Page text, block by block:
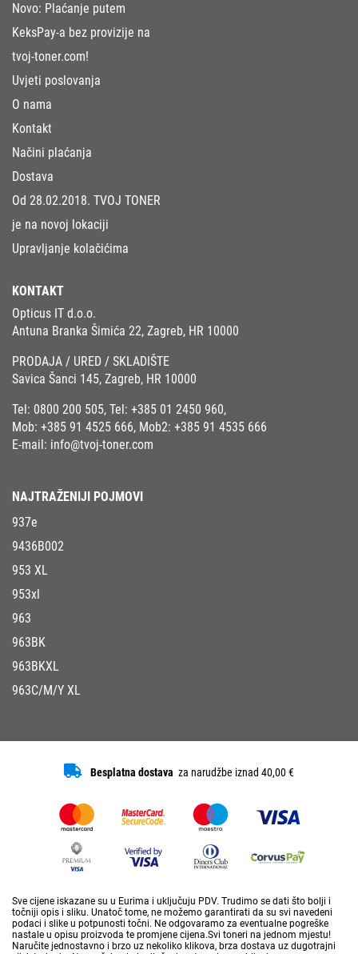
Novo: Plaćanje putem
KeksPay-a bez provizije na
tvoj-toner.com!
Uvjeti poslovanja
O nama
Kontakt
Načini plaćanja
Dostava
Od 28.02.2018. TVOJ TONER
je na novoj lokaciji
Upravljanje kolačićima
KONTAKT
Opticus IT d.o.o.
Antuna Branka Šimića 22, Zagreb, HR 10000
PRODAJA / URED / SKLADIŠTE
Savica Šanci 145, Zagreb, HR 10000
Tel: 0800 200 505, Tel: +385 01 2450 960,
Mob: +385 91 4525 666, Mob2: +385 91 4535 666
E-mail: info@tvoj-toner.com
NAJTRAŽENIJI POJMOVI
937e
9436B002
953 XL
953xl
963
963BK
963BKXL
963C/M/Y XL
Besplatna dostava za narudžbe iznad 40,00 €
Sve cijene iskazane su u Eurima i uključuju PDV. Trudimo se dati što bolji i
točniji opis i sliku. Unatoč tome, ne možemo garantirati da su svi navedeni
podaci i slike u potpunosti točni. Ne odgovaramo za eventualne pogreške
nastale u opisu proizvoda te promjene cijena.Svi toneri na jednom mjestu!
Naručite jednostavno i brzo uz nekoliko klikova, brza dostava uz dugotrajni